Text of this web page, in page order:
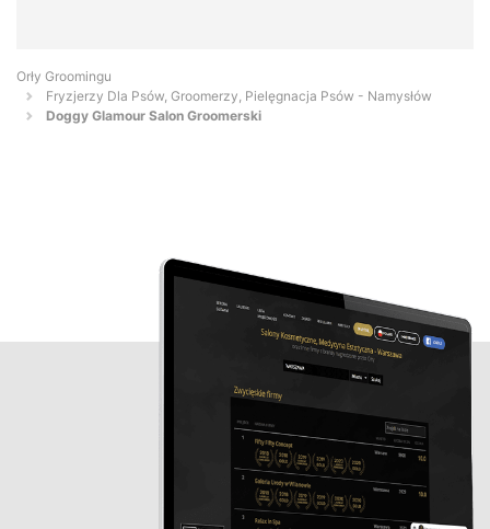
Orły Groomingu
Fryzjerzy Dla Psów, Groomerzy, Pielęgnacja Psów - Namysłów
Doggy Glamour Salon Groomerski